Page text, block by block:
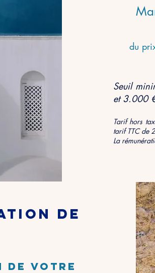
du
Seuil m
et 3.000
Tarif hors ta
tarif TTC de
La
de
de votre